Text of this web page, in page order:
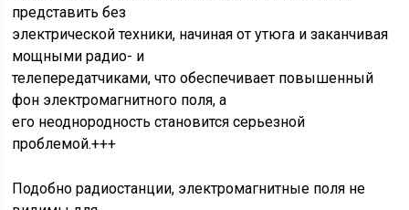
представить без
электрической техники, начиная от утюга и заканчивая
мощными радио- и
телепередатчиками, что обеспечивает повышенный
фон электромагнитного поля, а
его неоднородность становится серьезной
проблемой.+++
Подобно радиостанции, электромагнитные поля не